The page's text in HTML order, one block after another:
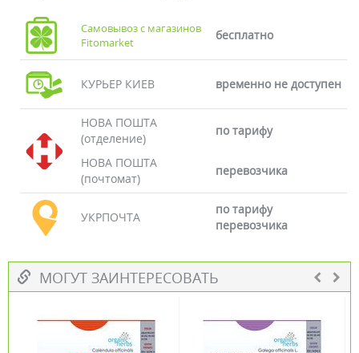
Самовывоз с магазинов
Fitomarket
бесплатно
КУРЬЕР КИЕВ временно не доступен
НОВА ПОШТА
(отделение)
по тарифу
НОВА ПОШТА
(почтомат)
перевозчика
УКРПОЧТА
по тарифу
перевозчика
МОГУТ ЗАИНТЕРЕСОВАТЬ